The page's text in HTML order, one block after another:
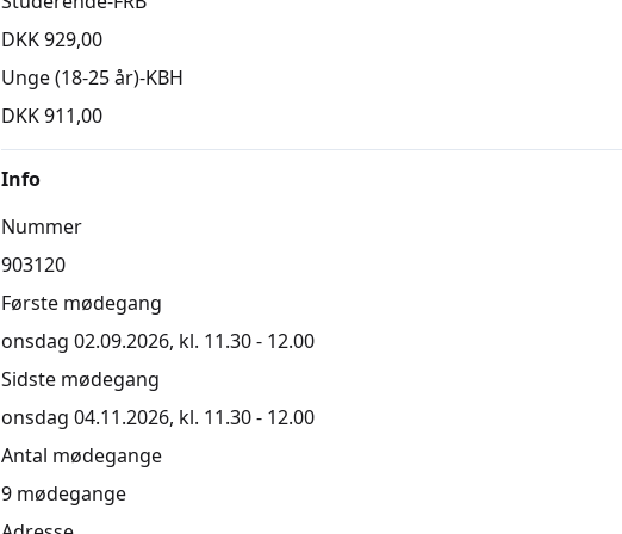
DKK 929,00
Unge (18-25 år)-KBH
DKK 911,00
Info
Nummer
903120
Første mødegang
onsdag 02.09.2026, kl. 11.30 - 12.00
Sidste mødegang
onsdag 04.11.2026, kl. 11.30 - 12.00
Antal mødegange
9 mødegange